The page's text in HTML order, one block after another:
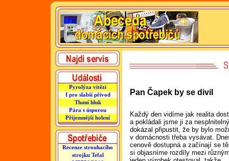
Pyrolýza vítězí
I pro slabší přívod
Tlumí hluk
Pára s úsporou
Příjemnější holení
Recenze strouhacího
strojku Tefal
Pan Čapek by se divil
Každý den vidíme jak realita
a pokládali jsme ji za
dokázal připustit, že by bylo
v domácnosti třeba vysávat.
cenově dostupná a začínají se
si objasníme rozdíly mezi